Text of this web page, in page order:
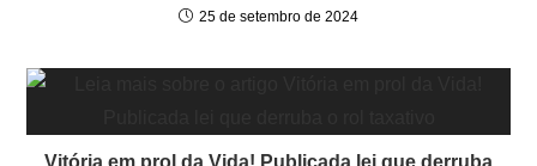
25 de setembro de 2024
Vitória em prol da Vida! Publicada lei que derruba